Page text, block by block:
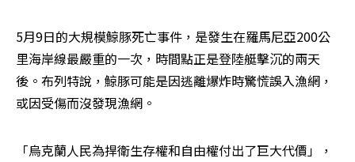
5月9日的大規模鯨豚死亡事件，是發生在羅馬尼亞200公
里海岸線最嚴重的一次，時間點正是登陸艇擊沉的兩天
後。布列特說，鯨豚可能是因逃離爆炸時驚慌誤入漁網，
或因受傷而沒發現漁網。
「烏克蘭人民為捍衛生存權和自由權付出了巨大代價」，